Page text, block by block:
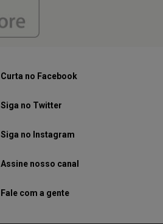
Curta no Facebook
Siga no Twitter
Siga no Instagram
Assine nosso canal
Fale com a gente